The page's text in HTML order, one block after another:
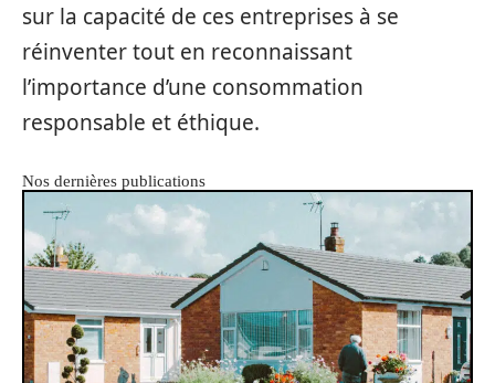
sur la capacité de ces entreprises à se
réinventer tout en reconnaissant
l’importance d’une consommation
responsable et éthique.
Nos dernières publications